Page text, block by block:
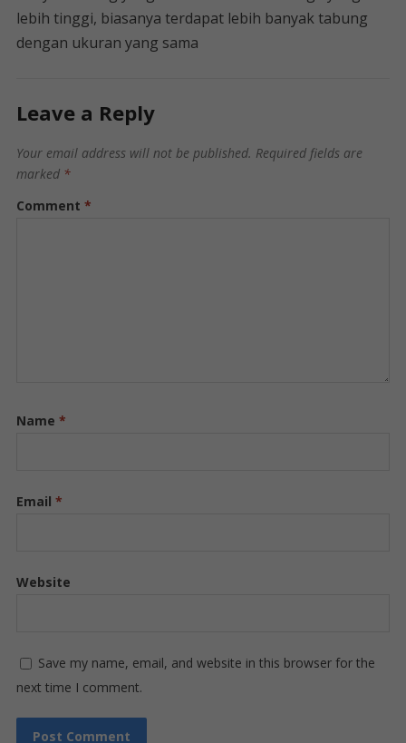
lebih tinggi, biasanya terdapat lebih banyak tabung
dengan ukuran yang sama
Leave a Reply
Your email address will not be published. Required fields are
marked *
Comment *
Name *
Email *
Website
Save my name, email, and website in this browser for the
next time I comment.